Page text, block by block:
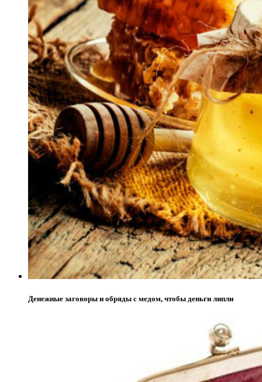
Денежные заговоры и обряды с медом, чтобы деньги липли